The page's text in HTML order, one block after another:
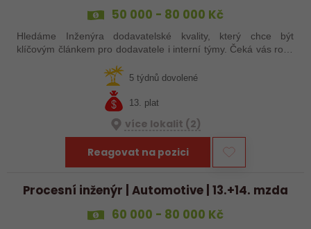
50 000 - 80 000 Kč
Hledáme Inženýra dodavatelské kvality, který chce být
klíčovým článkem pro dodavatele i interní týmy. Čeká vás role,
5 týdnů dovolené
13. plat
více lokalit (2)
Reagovat na pozici
Procesní inženýr | Automotive | 13.+14. mzda
60 000 - 80 000 Kč